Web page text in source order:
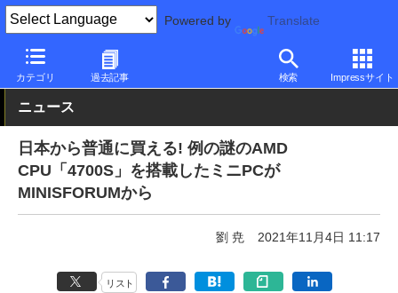
Powered by Translate
カテゴリ 過去記事 検索 Impressサイト
PC Watch 半導体/周辺機器
ニュース
日本から普通に買える! 例の謎のAMD
CPU「4700S」を搭載したミニPCが
MINISFORUMから
劉 尭 2021年11月4日 11:17
リスト